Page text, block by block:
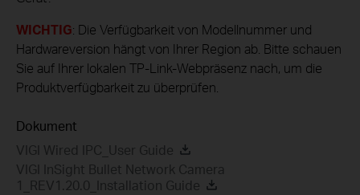
WICHTIG: Die Verfügbarkeit von Modellnummer und
Hardwareversion hängt von Ihrer Region ab. Bitte schauen
Sie auf Ihrer lokalen TP-Link-Webpräsenz nach, um die
Produktverfügbarkeit zu überprüfen.
Dokument
VIGI Wired IPC_User Guide
VIGI InSight Bullet Network Camera
1_REV1.20.0_Installation Guide